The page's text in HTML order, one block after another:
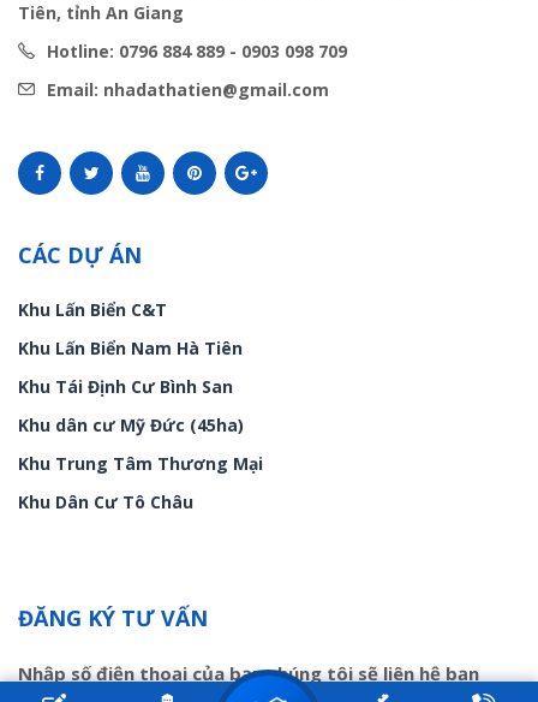
Tiên, tỉnh An Giang
Hotline: 0796 884 889 - 0903 098 709
Email: nhadathatien@gmail.com
CÁC DỰ ÁN
Khu Lấn Biển C&T
Khu Lấn Biển Nam Hà Tiên
Khu Tái Định Cư Bình San
Khu dân cư Mỹ Đức (45ha)
Khu Trung Tâm Thương Mại
Khu Dân Cư Tô Châu
ĐĂNG KÝ TƯ VẤN
Nhập số điện thoại của bạn chúng tôi sẽ liên hệ bạn